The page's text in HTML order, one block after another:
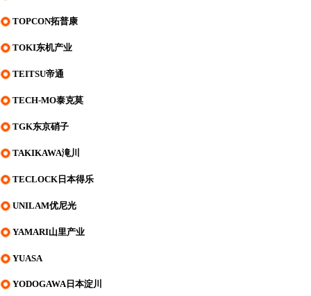
TOPCON拓普康
TOKI东机产业
TEITSU帝通
TECH-MO泰克莫
TGK东京硝子
TAKIKAWA滝川
TECLOCK日本得乐
UNILAM优尼光
YAMARI山里产业
YUASA
YODOGAWA日本淀川